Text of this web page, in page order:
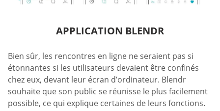
APPLICATION BLENDR
Bien sûr, les rencontres en ligne ne seraient pas si
étonnantes si les utilisateurs devaient être confinés
chez eux, devant leur écran d’ordinateur. Blendr
souhaite que son public se réunisse le plus facilement
possible, ce qui explique certaines de leurs fonctions.